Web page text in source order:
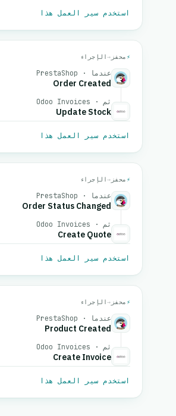
استخدم سير العمل هذا
⚡ محفز →الإجراء
عندما · PrestaShop
Order Created
ثم · Odoo Invoices
Update Stock
استخدم سير العمل هذا
⚡ محفز →الإجراء
عندما · PrestaShop
Order Status Changed
ثم · Odoo Invoices
Create Quote
استخدم سير العمل هذا
⚡ محفز →الإجراء
عندما · PrestaShop
Product Created
ثم · Odoo Invoices
Create Invoice
استخدم سير العمل هذا